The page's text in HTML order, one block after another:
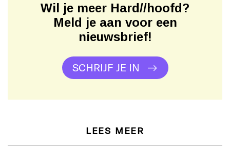
Wil je meer Hard//hoofd?
Meld je aan voor een
nieuwsbrief!
SCHRIJF JE IN
LEES MEER